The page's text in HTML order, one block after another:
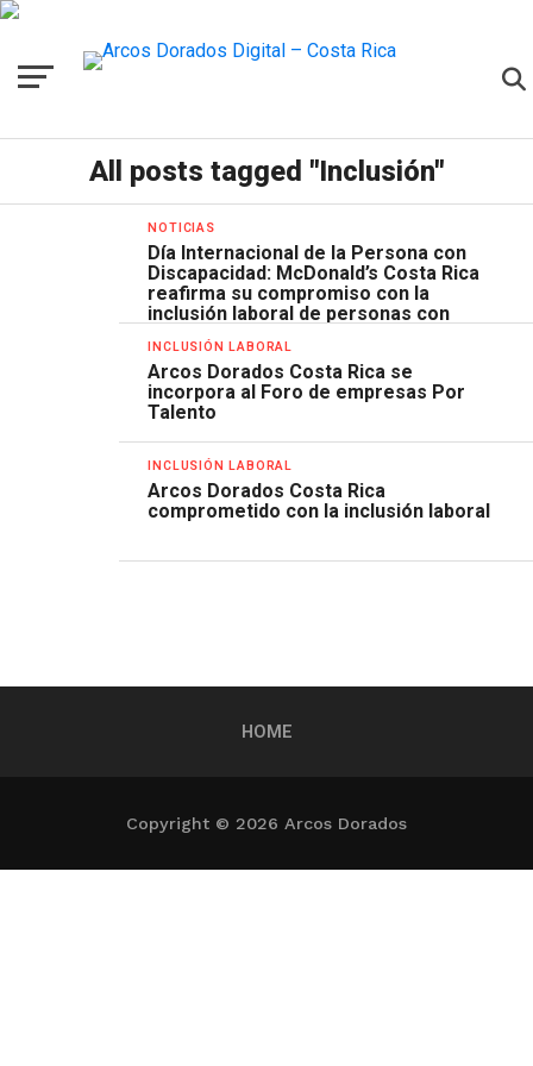
All posts tagged "Inclusión"
NOTICIAS
Día Internacional de la Persona con
Discapacidad: McDonald’s Costa Rica
reafirma su compromiso con la
inclusión laboral de personas con
discapacidad
INCLUSIÓN LABORAL
Arcos Dorados Costa Rica se
incorpora al Foro de empresas Por
Talento
INCLUSIÓN LABORAL
Arcos Dorados Costa Rica
comprometido con la inclusión laboral
HOME
Copyright © 2026 Arcos Dorados